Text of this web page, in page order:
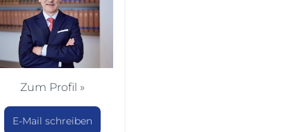
Zum Profil »
E-Mail schreiben